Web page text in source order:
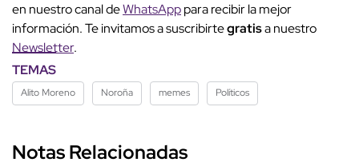
en nuestro canal deWhatsApppara recibir la mejor
información. Te invitamos a suscribirtegratisa nuestro
Newsletter.
TEMAS
Alito Moreno Noroña memes Políticos
Notas Relacionadas